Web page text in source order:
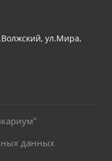
ул.Мира,
данных